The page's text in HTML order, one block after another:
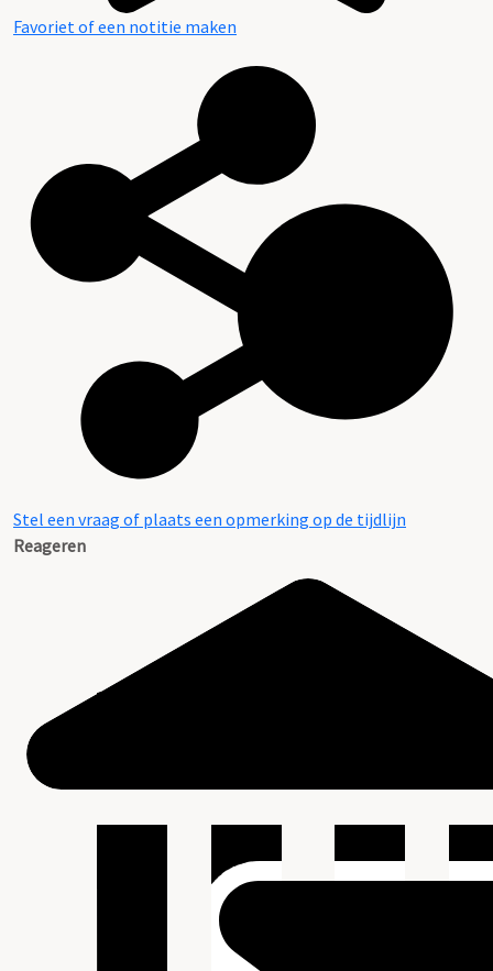
Favoriet of een notitie maken
Stel een vraag of plaats een opmerking op de tijdlijn
Reageren